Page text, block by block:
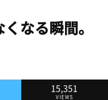
なる瞬間。
15,351
VIEWS